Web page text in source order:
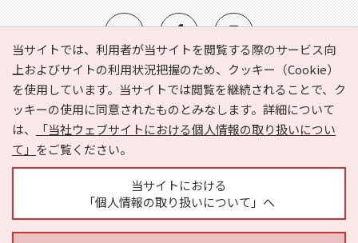
当サイトでは、利用者が当サイトを閲覧する際のサービス向
上およびサイトの利用状況把握のため、クッキー（Cookie）
を使用しています。当サイトでは閲覧を継続されることで、ク
ッキーの使用に同意されたものとみなします。詳細について
は、
「当社ウェブサイトにおける個人情報の取り扱いについ
て」 をご覧ください。
当サイトにおける
「個人情報の取り扱いについて」へ
e-NAVITA（イーナビタ）とは？ お気に入り
ヘルプ
利用規約
個人情報の取り扱いについて
運営会社
サイトマップ
広告掲載に関するお問い合わせ